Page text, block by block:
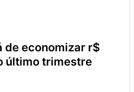
último trimestre